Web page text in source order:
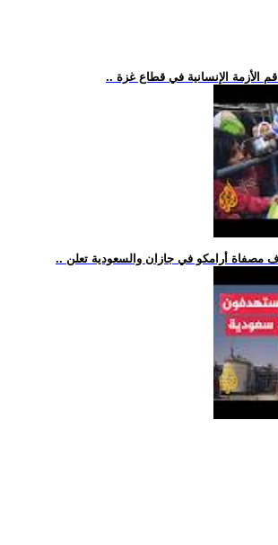
الأزمة الإنسانية في قطاع غزة
مصفاة أرامكو في جازان والسعودية تعلن